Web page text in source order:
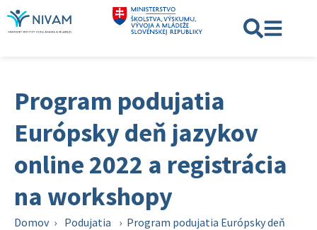
Program podujatia
Európsky deň jazykov
online 2022 a registrácia
na workshopy
Domov › Podujatia › Program podujatia Európsky deň